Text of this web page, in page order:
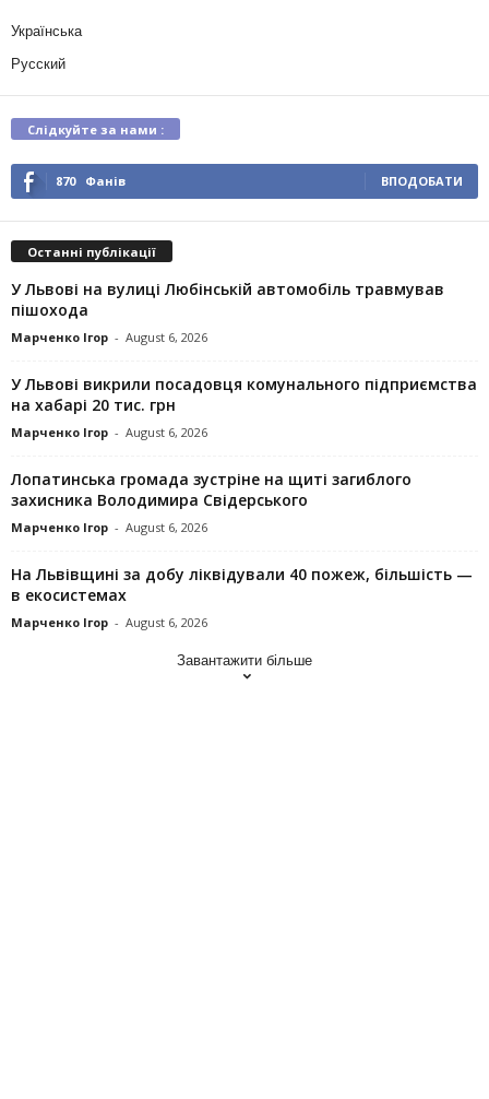
Українська
Русский
Слідкуйте за нами :
870 Фанів ВПОДОБАТИ
Останні публікації
У Львові на вулиці Любінській автомобіль травмував
пішохода
Марченко Ігор - August 6, 2026
У Львові викрили посадовця комунального підприємства
на хабарі 20 тис. грн
Марченко Ігор - August 6, 2026
Лопатинська громада зустріне на щиті загиблого
захисника Володимира Свідерського
Марченко Ігор - August 6, 2026
На Львівщині за добу ліквідували 40 пожеж, більшість —
в екосистемах
Марченко Ігор - August 6, 2026
Завантажити більше